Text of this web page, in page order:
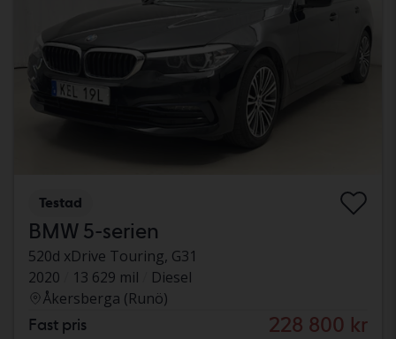
Testad
BMW 5-serien
520d xDrive Touring, G31
2020
13 629 mil
Diesel
Åkersberga (Runö)
Fast pris 228 800 kr